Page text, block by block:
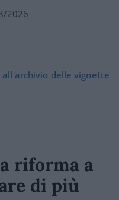
2026
all'archivio delle vignette
riforma a
di più